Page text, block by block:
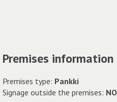
Premises information
Premises type: Pankki
Signage outside the premises: NO